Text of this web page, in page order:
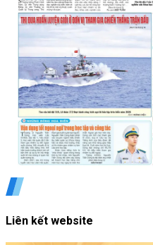
Liên kết website